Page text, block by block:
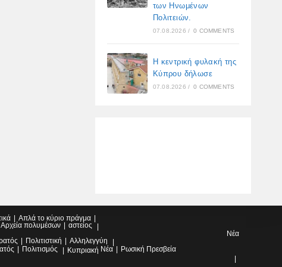
των Ηνωμένων
Πολιτειών.
07.08.2026 / 0 COMMENTS
Η κεντρική φυλακή της
Κύπρου δήλωσε
07.08.2026 / 0 COMMENTS
Απλά το κύριο πράγμα
Αρχεία πολυμέσων
αστείος
Νέα
Πολιτιστική
Αλληλεγγύη
Πολιτισμός Κυπριακή Νέα
Ρωσική Πρεσβεία